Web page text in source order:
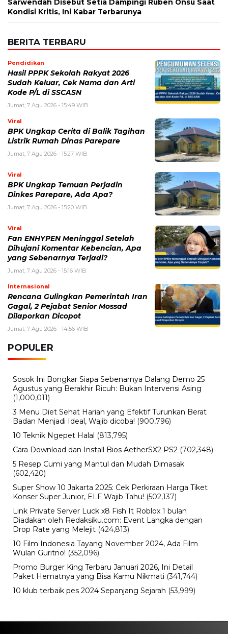
Sarwendah Disebut Setia Dampingi Ruben Onsu Saat
Kondisi Kritis, Ini Kabar Terbarunya
BERITA TERBARU
Pendidikan
Hasil PPPK Sekolah Rakyat 2026
Sudah Keluar, Cek Nama dan Arti
Kode P/L di SSCASN
Jumat, 7 Agu 2026 - 15:49 WIB
Viral
BPK Ungkap Cerita di Balik Tagihan
Listrik Rumah Dinas Parepare
Jumat, 7 Agu 2026 - 15:27 WIB
Viral
BPK Ungkap Temuan Perjadin
Dinkes Parepare, Ada Apa?
Jumat, 7 Agu 2026 - 15:20 WIB
Viral
Fan ENHYPEN Meninggal Setelah
Dihujani Komentar Kebencian, Apa
yang Sebenarnya Terjadi?
Jumat, 7 Agu 2026 - 15:16 WIB
Internasional
Rencana Gulingkan Pemerintah Iran
Gagal, 2 Pejabat Senior Mossad
Dilaporkan Dicopot
Jumat, 7 Agu 2026 - 14:56 WIB
POPULER
Sosok Ini Bongkar Siapa Sebenarnya Dalang Demo 25
Agustus yang Berakhir Ricuh: Bukan Intervensi Asing
(1,000,011)
3 Menu Diet Sehat Harian yang Efektif Turunkan Berat
Badan Menjadi Ideal, Wajib dicoba! (900,796)
10 Teknik Ngepet Halal (813,795)
Cara Download dan Install Bios AetherSX2 PS2 (702,348)
5 Resep Cumi yang Mantul dan Mudah Dimasak
(602,420)
Super Show 10 Jakarta 2025: Cek Perkiraan Harga Tiket
Konser Super Junior, ELF Wajib Tahu! (502,137)
Link Private Server Luck x8 Fish It Roblox 1 bulan
Diadakan oleh Redaksiku.com: Event Langka dengan
Drop Rate yang Melejit (424,813)
10 Film Indonesia Tayang November 2024, Ada Film
Wulan Guritno! (352,096)
Promo Burger King Terbaru Januari 2026, Ini Detail
Paket Hematnya yang Bisa Kamu Nikmati (341,744)
10 klub terbaik pes 2024 Sepanjang Sejarah (53,999)